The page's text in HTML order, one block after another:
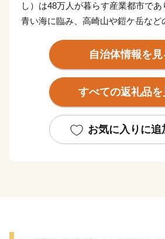
し）は48万人が暮らす産業都市で
青い海に臨み、高崎山や鎧ケ岳など
東九州経済の中心地であり、戦国時
公の時代より日本を代表する国際色
蛮文化の発祥都市として繁栄し、高
を中心として幅広い産業が展開され
一方で豊かな自然にも恵まれ、全国
関さば」をはじめとした海産物や、
自治体情報を見
すべての返礼品を
お気に入りに追